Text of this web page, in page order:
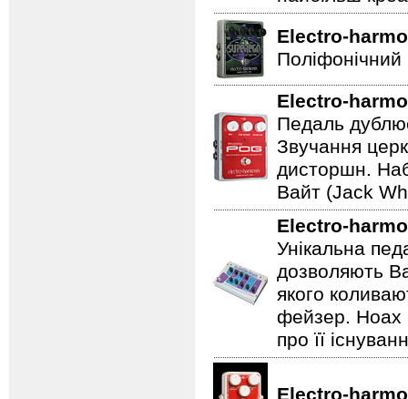
Electro-
Поліфонічний
Electro-
Педаль
Звучання
дисторшн.
Вайт (Jack
Electro-
Унікальна
дозволяють
якого
фейзер. Hoax
про її